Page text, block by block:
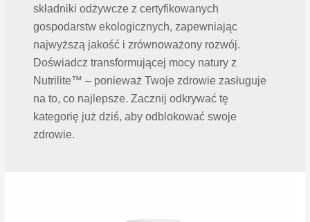
składniki odżywcze z certyfikowanych
gospodarstw ekologicznych, zapewniając
najwyższą jakość i zrównoważony rozwój.
Doświadcz transformującej mocy natury z
Nutrilite™ – ponieważ Twoje zdrowie zasługuje
na to, co najlepsze. Zacznij odkrywać tę
kategorię już dziś, aby odblokować swoje
zdrowie.